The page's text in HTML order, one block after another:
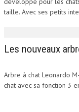
taille. Avec ses petits
Les nouveaux
Arbre à chat Leonardo
chat avec sa fonction 3